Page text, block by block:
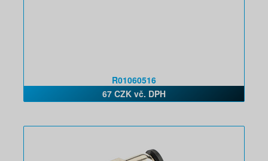
R01060516
67 CZK vč. DPH